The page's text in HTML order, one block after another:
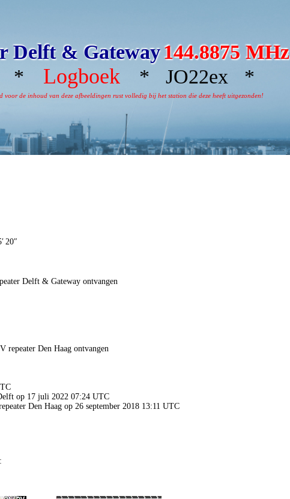
Delft & Gateway144.8875 MHz
* Logboek * JO22ex *
de inhoud van deze afbeeldingen rust volledig bij het station die deze heeft uitgezonden!
20″
Delft & Gateway ontvangen
repeater Den Haag ontvangen
op 17 juli 2022 07:24 UTC
Den Haag op 26 september 2018 13:11 UTC